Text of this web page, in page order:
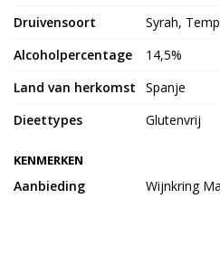
Druivensoort
Syrah,
Alcoholpercentage
14,5%
Land van herkomst
Spanje
Dieettypes
Glutenvrij
KENMERKEN
Aanbieding Wijnkring